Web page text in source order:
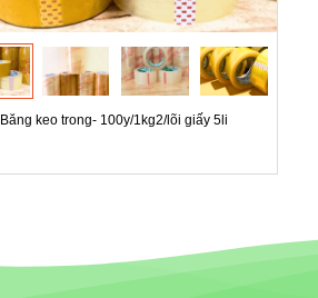
Băng keo trong- 100y/1kg2/lõi giấy 5li